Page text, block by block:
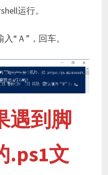
运行。
“Ａ”，回车。
遇到脚
.ps1文